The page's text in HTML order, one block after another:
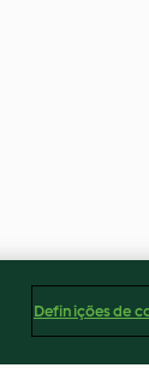
Definições de